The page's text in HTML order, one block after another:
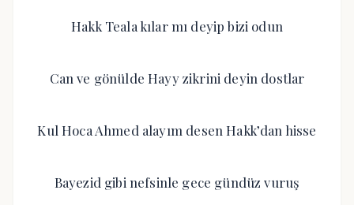
Hakk Teala kılar mı deyip bizi odun
Can ve gönülde Hayy zikrini deyin dostlar
Kul Hoca Ahmed alayım desen Hakk’dan hisse
Bayezid gibi nefsinle gece gündüz vuruş